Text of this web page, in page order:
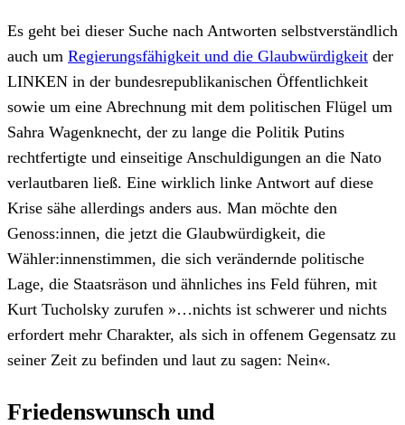
Es geht bei dieser Suche nach Antworten selbstverständlich
auch um Regierungsfähigkeit und die Glaubwürdigkeit der
LINKEN in der bundesrepublikanischen Öffentlichkeit
sowie um eine Abrechnung mit dem politischen Flügel um
Sahra Wagenknecht, der zu lange die Politik Putins
rechtfertigte und einseitige Anschuldigungen an die Nato
verlautbaren ließ. Eine wirklich linke Antwort auf diese
Krise sähe allerdings anders aus. Man möchte den
Genoss:innen, die jetzt die Glaubwürdigkeit, die
Wähler:innenstimmen, die sich verändernde politische
Lage, die Staatsräson und ähnliches ins Feld führen, mit
Kurt Tucholsky zurufen »…nichts ist schwerer und nichts
erfordert mehr Charakter, als sich in offenem Gegensatz zu
seiner Zeit zu befinden und laut zu sagen: Nein«.
Friedenswunsch und